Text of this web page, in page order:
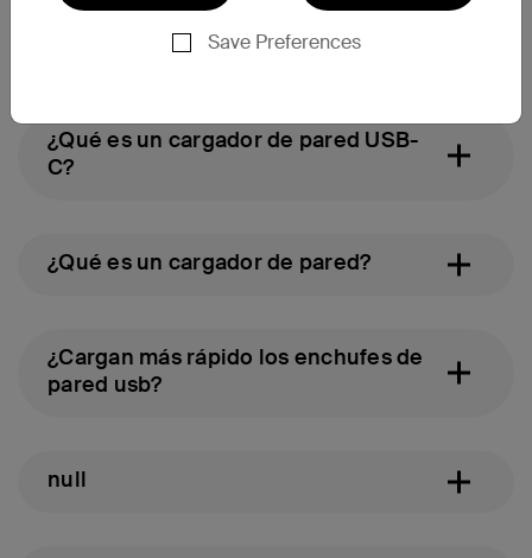
fiabilidad sin parangón.
¿En qué consiste la carga USB-C?
¿Qué es un cargador de pared USB-
C?
¿Qué es un cargador de pared?
¿Cargan más rápido los enchufes de
pared usb?
null
Save Preferences